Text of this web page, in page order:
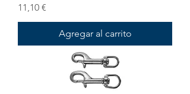
Precio
11,10 €
Agregar al carrito